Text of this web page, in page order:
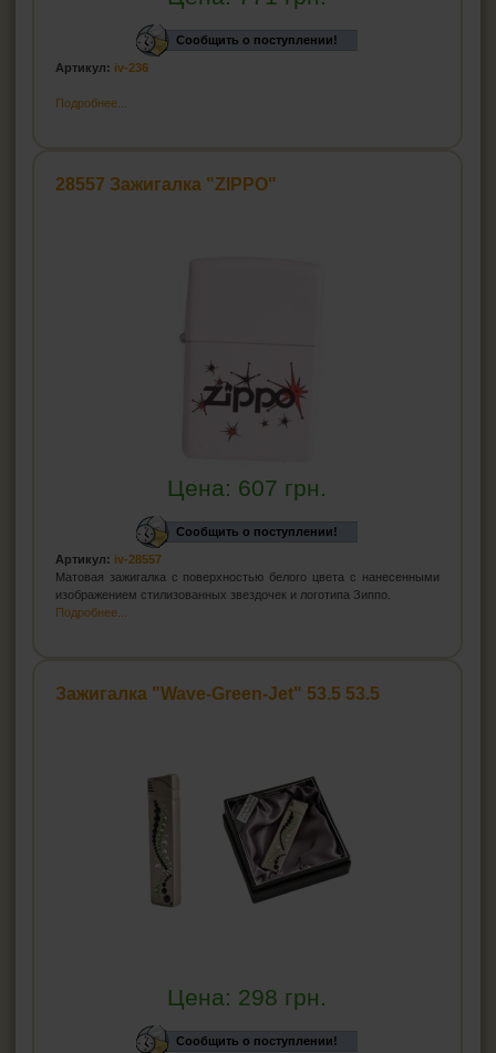
Сообщить о поступлении!
Артикул: iv-236
Подробнее...
28557 Зажигалка "ZIPPO"
Цена: 607 грн.
Сообщить о поступлении!
Артикул: iv-28557
Матовая зажигалка с поверхностью белого цвета с нанесенными
изображением стилизованных звездочек и логотипа Зиппо.
Подробнее...
Зажигалка "Wave-Green-Jet" 53.5 53.5
Цена: 298 грн.
Сообщить о поступлении!